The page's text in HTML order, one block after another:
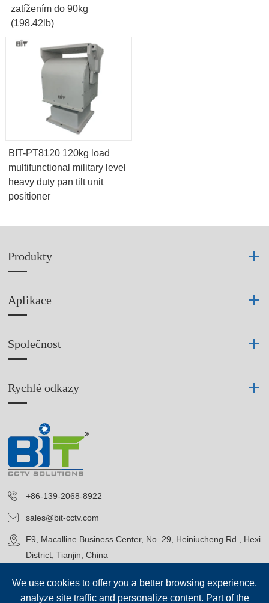
zatížením do 90kg
(198.42lb)
BIT-PT8120 120kg load
multifunctional military level
heavy duty pan tilt unit
positioner
Produkty
Aplikace
Společnost
Rychlé odkazy
+86-139-2068-8922
sales@bit-cctv.com
F9, Macalline Business Center, No. 29, Heiniucheng Rd., Hexi
District, Tianjin, China
We use cookies to offer you a better browsing experience,
analyze site traffic and personalize content. Part of the